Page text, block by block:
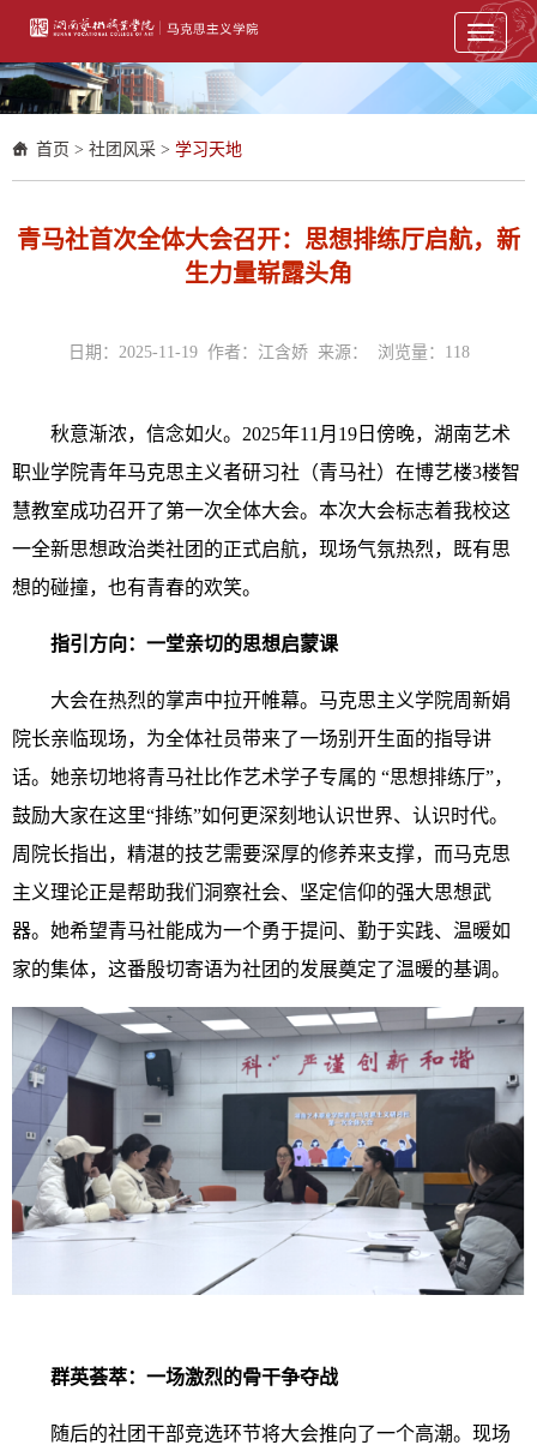
Toggle
首页 > 社团风采 > 学习天地
青马社首次全体大会召开：思想排练厅启航，新
生力量崭露头角
日期：2025-11-19 作者：江含娇 来源： 浏览量： 118
秋意渐浓，信念如火。2025年11月19日傍晚，湖南艺术
职业学院青年马克思主义者研习社（青马社）在博艺楼3楼智
慧教室成功召开了第一次全体大会。本次大会标志着我校这
一全新思想政治类社团的正式启航，现场气氛热烈，既有思
想的碰撞，也有青春的欢笑。
指引方向：一堂亲切的思想启蒙课
大会在热烈的掌声中拉开帷幕。马克思主义学院周新娟
院长亲临现场，为全体社员带来了一场别开生面的指导讲
话。她亲切地将青马社比作艺术学子专属的 “思想排练厅”，
鼓励大家在这里“排练”如何更深刻地认识世界、认识时代。
周院长指出，精湛的技艺需要深厚的修养来支撑，而马克思
主义理论正是帮助我们洞察社会、坚定信仰的强大思想武
器。她希望青马社能成为一个勇于提问、勤于实践、温暖如
家的集体，这番殷切寄语为社团的发展奠定了温暖的基调。
群英荟萃：一场激烈的骨干争夺战
随后的社团干部竞选环节将大会推向了一个高潮。现场